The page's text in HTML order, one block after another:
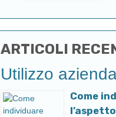
ARTICOLI
Utilizzo
Come